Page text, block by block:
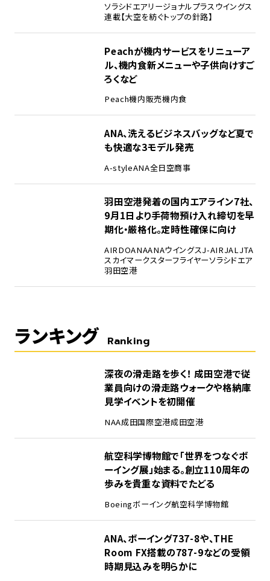
ソラシドエアリージョナルプラスウイングス
連載【大空を紡ぐトップの針路】
Peachが機内サービスをリニューア
ル、機内食新メニューや子供向けすご
ろくなど
Peach機内販売機内食
ANA、洗えるビジネスバッグなど夏で
も快適な3モデル発売
A-styleANA全日空商事
羽田空港発着の国内エアライン7社、
9月1日より手荷物預け入れ締切を早
期化・厳格化。定時性確保に向け
AIRDOANAANAウイングスJ-AIRJALJTA
スカイマークスターフライヤーソラシドエア
羽田空港
ランキング Ranking
深夜の滑走路を歩く！ 成田空港で従
業員向けの滑走路ウォークや格納庫
見学イベントを初開催
NAA成田国際空港成田空港
航空科学博物館で「世界をつなぐボ
ーイング展」始まる。創立110周年の
歩みを貴重な資料でたどる
Boeingボーイング航空科学博物館
ANA、ボーイング737-8や、THE
Room FX搭載の787-9などの受領
時期見込みを明らかに